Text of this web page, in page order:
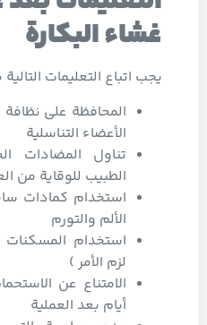
غشاء البكارة
يجب اتباع التعليمات
المحافظة على نظافة
الأعضاء التناسلية
تناول المضادات
الطبيب للوقاية من
استخدام كمادات
الألم والتورم
استخدام
لزم الأمر )
الامتناع عن
أيام بعد العملية